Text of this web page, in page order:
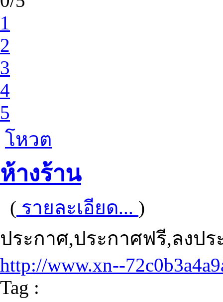
1
2
3
4
5
โหวต
ห้างร้าน
( รายละเอียด... )
ประกาศ,ประกาศฟรี,ลงป
http://www.xn--
Tag :